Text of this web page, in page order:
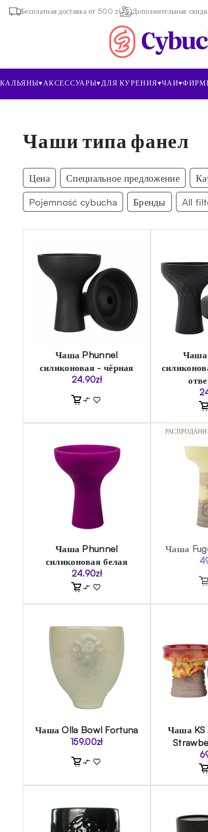
Бесплатная доставка от 500 zł Дополнительные
КАЛЬЯНЫ▾АКСЕССУАРЫ▾ДЛЯ КУРЕНИЯ▾ЧАИ▾
Чаши типа фанел
Цена Специальное предложение
Pojemność cybucha Бренды All
Чаша Phunnel
силиконовая - чёрная
24.90zł
Чаша
Чаша Phunnel
силиконовая белая
24.90zł
Чаша
Чаша Olla Bowl Fortuna
159.00zł
Чаша KS